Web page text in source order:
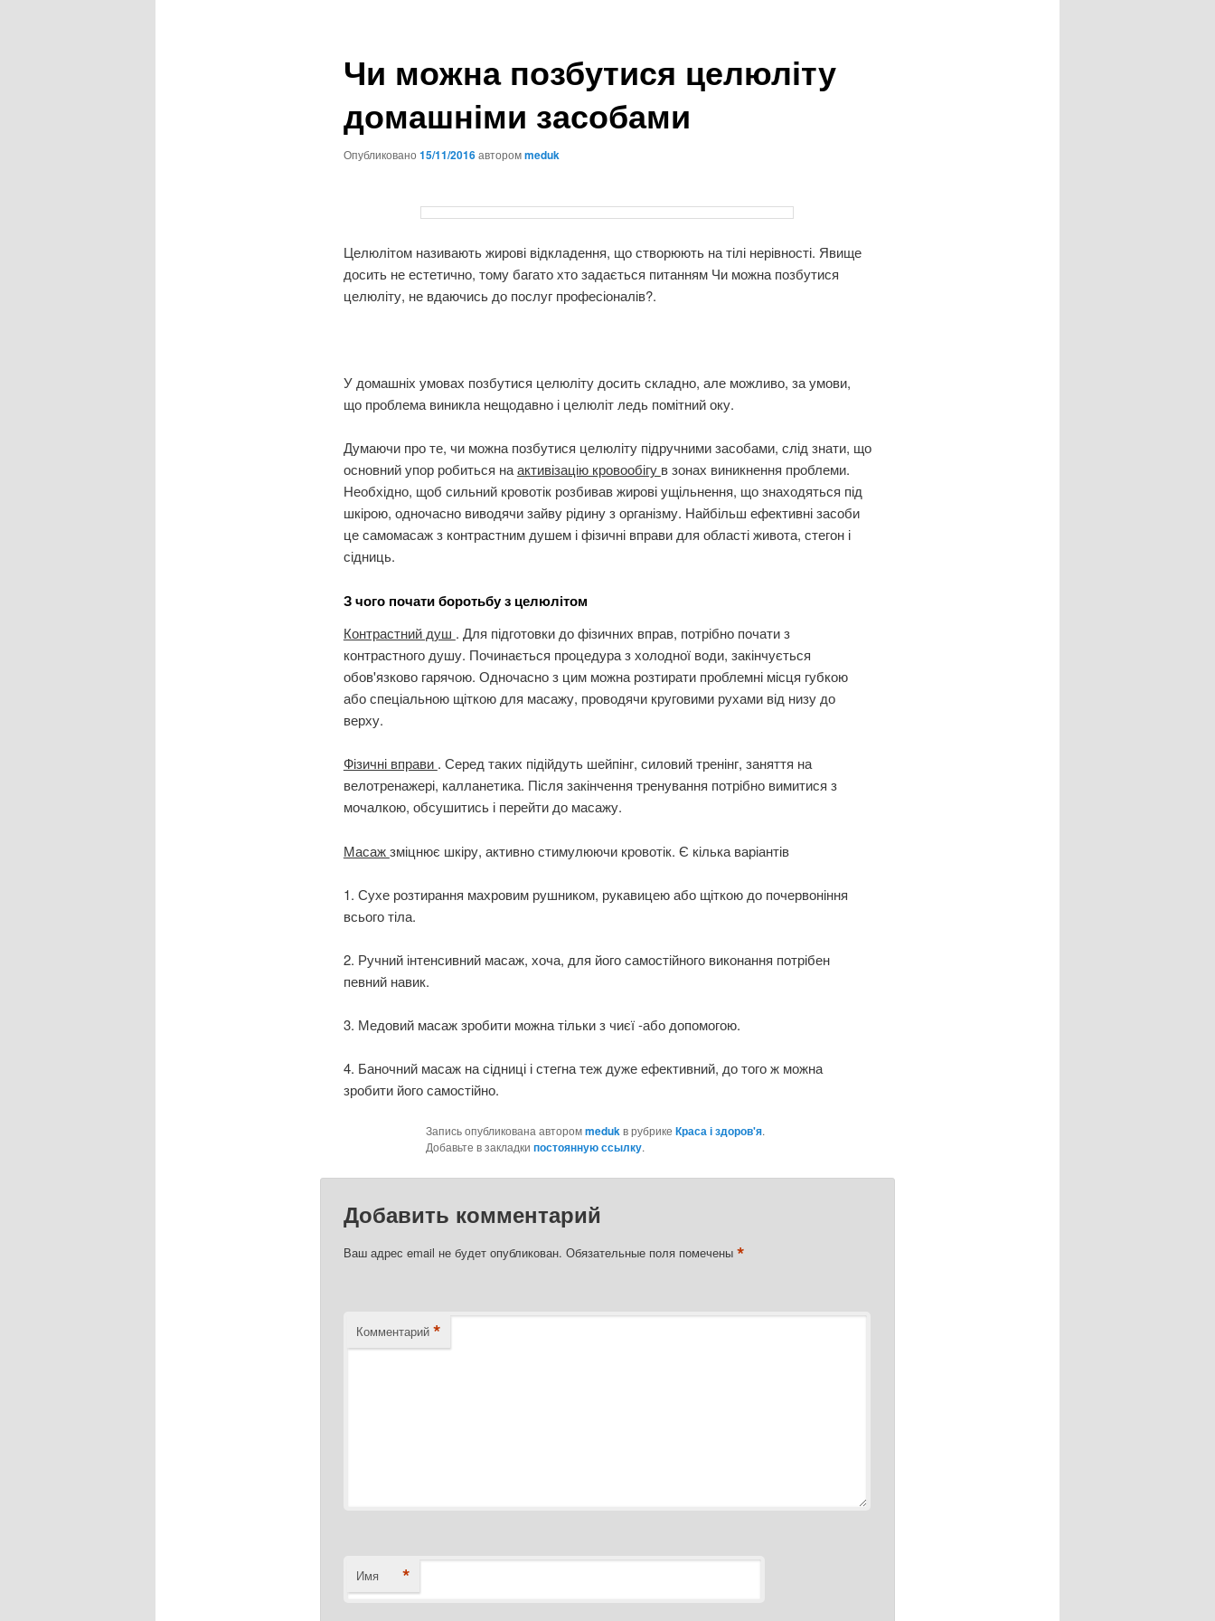
Чи можна позбутися целюліту
домашніми засобами
Опубликовано 15/11/2016авторомmeduk
Целюлітом називають жирові відкладення, що створюють на тілі нерівності. Явище
досить не естетично, тому багато хто задається питанням Чи можна позбутися
целюліту, не вдаючись до послуг професіоналів?.
У домашніх умовах позбутися целюліту досить складно, але можливо, за умови,
що проблема виникла нещодавно і целюліт ледь помітний оку.
Думаючи про те, чи можна позбутися целюліту підручними засобами, слід знати, що
основний упор робиться наактивізацію кровообігу в зонах виникнення проблеми.
Необхідно, щоб сильний кровотік розбивав жирові ущільнення, що знаходяться під
шкірою, одночасно виводячи зайву рідину з організму. Найбільш ефективні засоби
це самомасаж з контрастним душем і фізичні вправи для області живота, стегон і
сідниць.
З чого почати боротьбу з целюлітом
Контрастний душ . Для підготовки до фізичних вправ, потрібно почати з
контрастного душу. Починається процедура з холодної води, закінчується
обов'язково гарячою. Одночасно з цим можна розтирати проблемні місця губкою
або спеціальною щіткою для масажу, проводячи круговими рухами від низу до
верху.
Фізичні вправи . Серед таких підійдуть шейпінг, силовий тренінг, заняття на
велотренажері, калланетика. Після закінчення тренування потрібно вимитися з
мочалкою, обсушитись і перейти до масажу.
Масажзміцнює шкіру, активно стимулюючи кровотік. Є кілька варіантів
1. Сухе розтирання махровим рушником, рукавицею або щіткою до почервоніння
всього тіла.
2. Ручний інтенсивний масаж, хоча, для його самостійного виконання потрібен
певний навик.
3. Медовий масаж зробити можна тільки з чиєї -або допомогою.
4. Баночний масаж на сідниці і стегна теж дуже ефективний, до того ж можна
зробити його самостійно.
Запись опубликована авторомmedukв рубрике Краса і здоров'я.
Добавьте в закладки постоянную ссылку.
Добавить комментарий
Ваш адрес email не будет опубликован. Обязательные поля помечены *
Комментарий *
Имя *